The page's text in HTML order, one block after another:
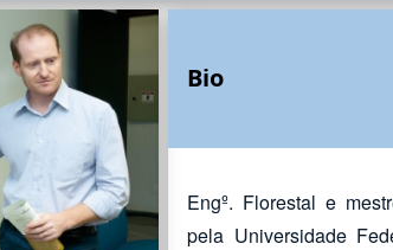
Bio
Engº. Florestal e
pela Universidade